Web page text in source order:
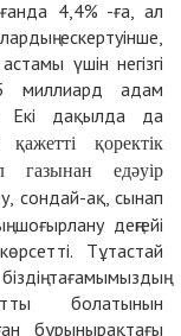
4,4% -ға, ал
ескертуінше,
үшін негізгі
миллиард адам
Екі дақылда да
қоректік
газынан
едәуір
сондай-ақ, сынап
деңгейі
Тұтастай
тағамымыздың
болатынын
бұрынырақтағы